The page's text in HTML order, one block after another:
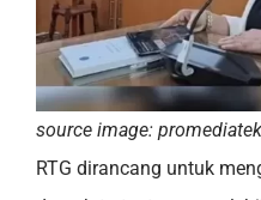
source image:
RTG dirancang untuk